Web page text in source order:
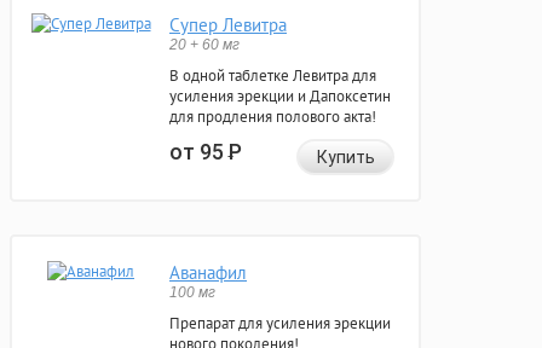
Супер Левитра
20 + 60 мг
В одной таблетке Левитра для
усиления эрекции и Дапоксетин
для продления полового акта!
от 95Р Купить
Аванафил
100 мг
Препарат для усиления эрекции